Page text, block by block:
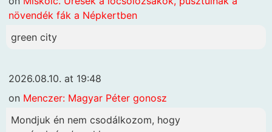
növendék fák a Népkertben
green city
2026.08.10. at 19:48
on Menczer: Magyar Péter gonosz
Mondjuk én nem csodálkozom, hogy